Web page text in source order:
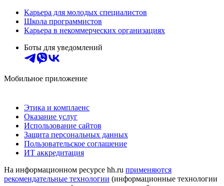
Карьера для молодых специалистов
Школа программистов
Карьера в некоммерческих организациях
Боты для уведомлений
Мобильное приложение
Этика и комплаенс
Оказание услуг
Использование сайтов
Защита персональных данных
Пользовательское соглашение
ИТ аккредитация
На информационном ресурсе hh.ru применяются
рекомендательные технологии (информационные технологии